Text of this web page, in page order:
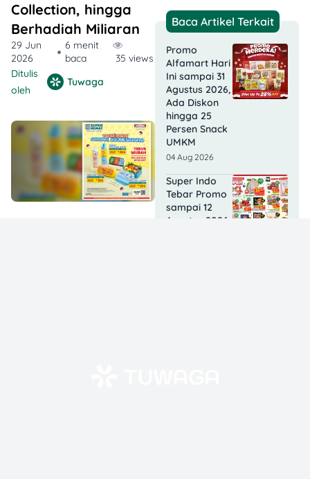
Collection, hingga
Berhadiah Miliaran
29 Jun
2026
6 menit
baca
35 views
Ditulis
oleh
Tuwaga
Baca Artikel Terkait
Promo
Alfamart Hari
Ini sampai 31
Agustus 2026,
Ada Diskon
hingga 25
Persen Snack
UMKM
04 Aug 2026
Super Indo
Tebar Promo
sampai 12
Agustus 2026,